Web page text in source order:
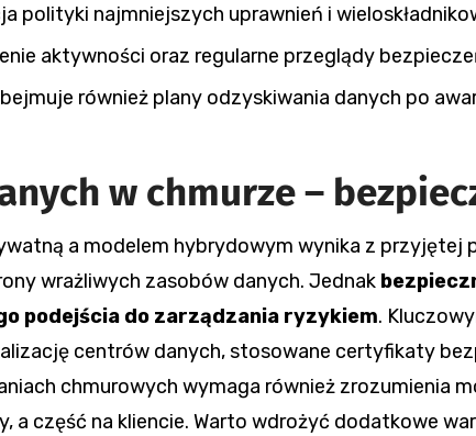
polityki najmniejszych uprawnień i
aktywności oraz regularne przeglądy
również plany odzyskiwania danych po
w chmurze –
a modelem hybrydowym wynika z
wrażliwych zasobów danych. Jednak
podejścia do zarządzania ryzykiem.
centrów danych, stosowane certyfikaty
chmurowych wymaga również zrozumienia
a część na kliencie. Warto wdrożyć dodatkowe